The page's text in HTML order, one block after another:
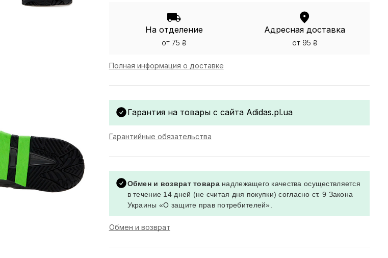
На отделение
от 75 ₴
Адресная доставка
от 95 ₴
Полная информация о доставке
Гарантия на товары с сайта Adidas.pl.ua
Гарантийные обязательства
Обмен и возврат товаранадлежащего качества осуществляется
в течение 14 дней (не считая дня покупки) согласно ст. 9 Закона
Украины «О защите прав потребителей».
Обмен и возврат